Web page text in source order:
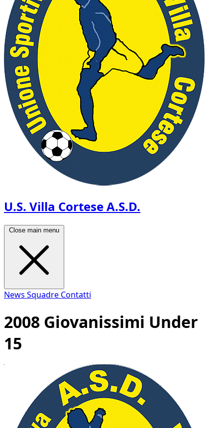
U.S. Villa Cortese A.S.D.
Close main menu
News Squadre Contatti
2008 Giovanissimi Under
15